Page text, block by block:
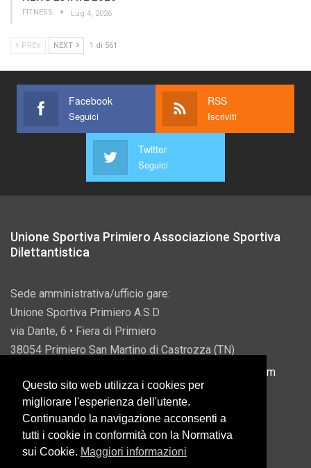
FITNESS Lug 4, 2026
PREV NEXT 1 di 561
Facebook
Seguici
RSS
Iscriviti
Twitter
Seguici
Unione Sportiva Primiero Associazione Sportiva
Dilettantistica
Sede amministrativa/ufficio gare:
Unione Sportiva Primiero A.S.D.
via Dante, 6 • Fiera di Primiero
38054 Primiero San Martino di Castrozza (TN)
info@usprimiero.com
Vantaggi da Pubblica Amministrazione
Questo sito web utilizza i cookies per
migliorare l'esperienza dell'utente.
Continuando la navigazione acconsenti a
tutti i cookie in conformità con la Normativa
sui Cookie. Maggiori informazioni